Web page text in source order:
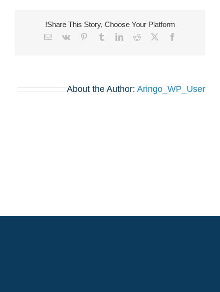
Share This Story, Choose Your Platform!
Facebook
X
Reddit
LinkedIn
Tumblr
Pinterest
Vk
Email
About the Author: Aringo_WP_User